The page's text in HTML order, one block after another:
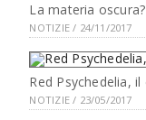
La materia
NOTIZIE / 24/11/2017
Red Psychedelia,
NOTIZIE / 23/05/2017